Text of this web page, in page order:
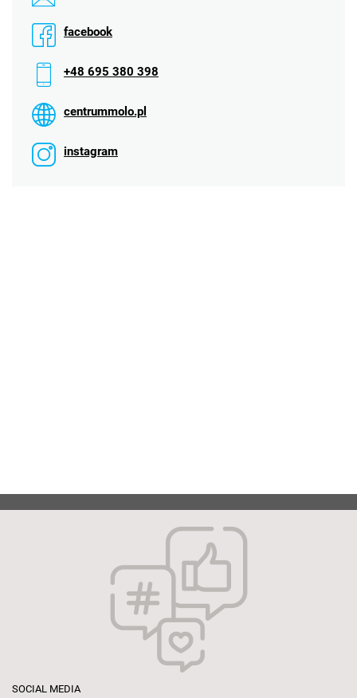
facebook
+48 695 380 398
centrummolo.pl
instagram
SOCIAL MEDIA